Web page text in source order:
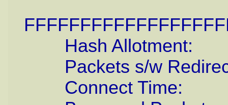
Hash Allotment:
Packets s/w
Connect Time: